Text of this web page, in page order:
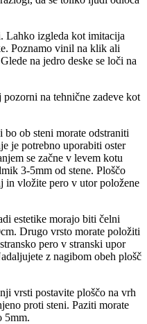
Lahko izgleda kot imitacija
Poznamo vinil na klik ali
na jedro deske se loči na
na tehnične zadeve kot
ob steni morate odstraniti
je potrebno uporabiti oster
se začne v levem kotu
3-5mm od stene. Ploščo
in vložite pero v utor položene
estetike morajo biti čelni
Drugo vrsto morate položiti
pero v stranski upor
z nagibom obeh plošč
vrsti postavite ploščo na vrh
proti steni. Paziti morate
5mm.